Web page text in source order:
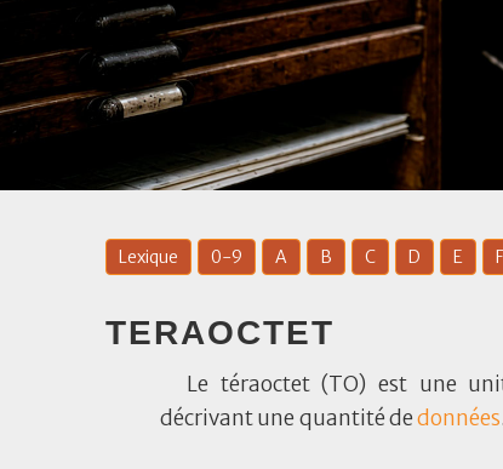
Lexique 0-9 A B C D E F
TERAOCTET
Le téraoctet (TO) est une
décrivant une quantité dedonnées